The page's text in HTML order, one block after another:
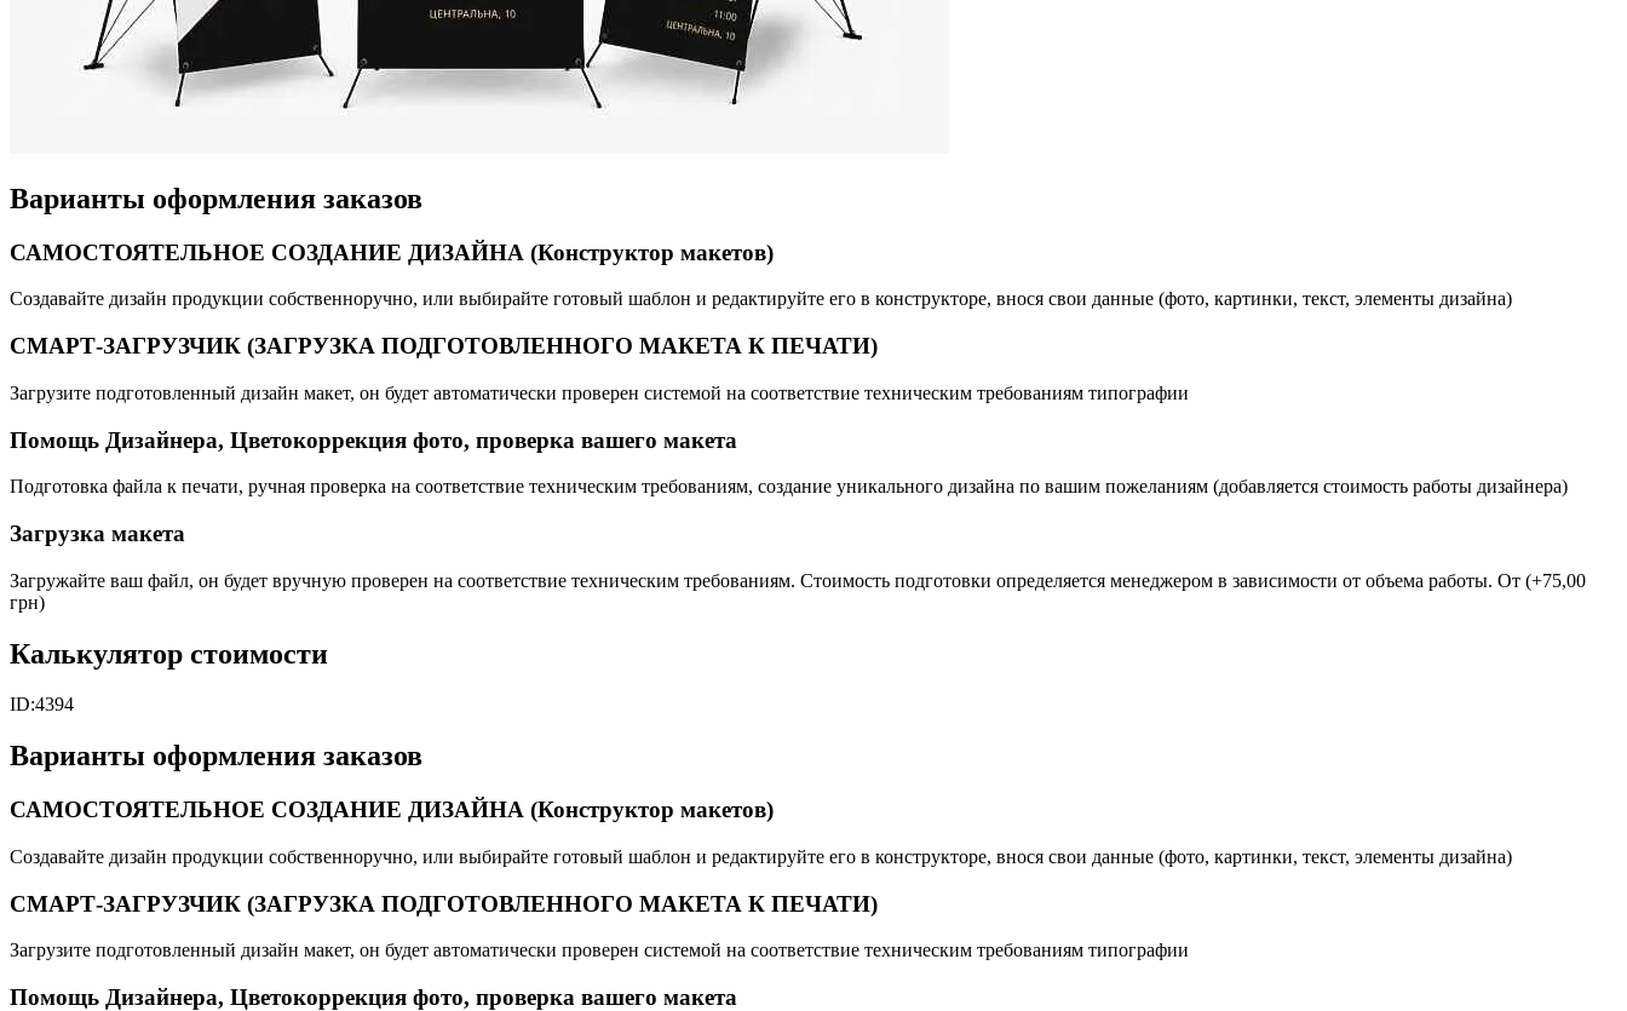
Варианты оформления заказов
САМОСТОЯТЕЛЬНОЕ СОЗДАНИЕ ДИЗАЙНА (Конструктор макетов)
Создавайте дизайн продукции собственноручно, или выбирайте готовый шаблон и редактируйте его в конструкторе, внося свои данные (фото, картинки, текст, элементы дизайна)
СМАРТ-ЗАГРУЗЧИК (ЗАГРУЗКА ПОДГОТОВЛЕННОГО МАКЕТА К ПЕЧАТИ)
Загрузите подготовленный дизайн макет, он будет автоматически проверен системой на соответствие техническим требованиям типографии
Помощь Дизайнера, Цветокоррекция фото, проверка вашего макета
Подготовка файла к печати, ручная проверка на соответствие техническим требованиям, создание уникального дизайна по вашим пожеланиям (добавляется стоимость работы дизайнера)
Загрузка макета
Загружайте ваш файл, он будет вручную проверен на соответствие техническим требованиям. Стоимость подготовки определяется менеджером в зависимости от объема работы. От (+75,00
грн)
Калькулятор стоимости
ID:4394
Варианты оформления заказов
САМОСТОЯТЕЛЬНОЕ СОЗДАНИЕ ДИЗАЙНА (Конструктор макетов)
Создавайте дизайн продукции собственноручно, или выбирайте готовый шаблон и редактируйте его в конструкторе, внося свои данные (фото, картинки, текст, элементы дизайна)
СМАРТ-ЗАГРУЗЧИК (ЗАГРУЗКА ПОДГОТОВЛЕННОГО МАКЕТА К ПЕЧАТИ)
Загрузите подготовленный дизайн макет, он будет автоматически проверен системой на соответствие техническим требованиям типографии
Помощь Дизайнера, Цветокоррекция фото, проверка вашего макета